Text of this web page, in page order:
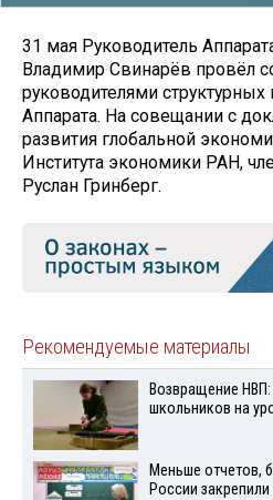
31 мая Руководитель
Владимир Свинарёв провёл
руководителями
Аппарата. На совещании с
развития глобальной
Института экономики РАН,
Руслан Гринберг.
Рекомендуемые материалы
Возвращение НВП:
школьников на
Меньше отчетов,
России